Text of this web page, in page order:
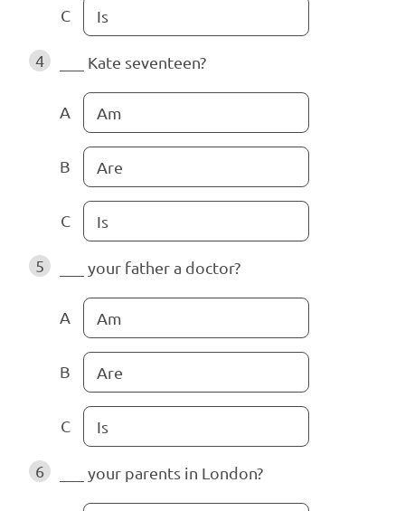
C Is
4 ___ Kate seventeen?
A Am
B Are
C Is
5 ___ your father a doctor?
A Am
B Are
C Is
6 ___ your parents in London?